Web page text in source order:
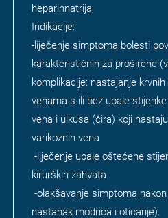
heparinnatrija;
Indikacije:
-liječenje simptoma bolesti
karakterističnih za proširene
komplikacije: nastajanje
venama s ili bez upale
vena i ulkusa (čira) koji
varikoznih vena
-liječenje upale oštećene
kirurških zahvata
-olakšavanje simptoma
nastanak modrica i oticanje).